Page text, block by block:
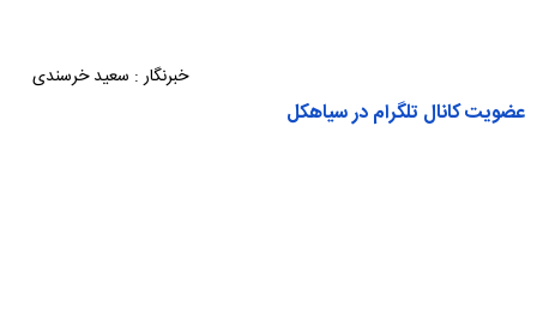
خبرنگار : سعید خرسندی
عضویت کانال تلگرام در سیاهکل